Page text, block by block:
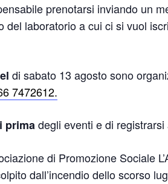
prenotarsi inviando un
del laboratorio a cui ci si vuol
di sabato 13 agosto sono
7472612.
primadegli eventi e di
di Promozione Sociale
dall’incendio dello scorso